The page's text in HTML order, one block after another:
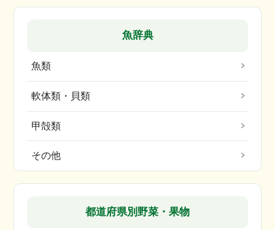
魚辞典
魚類
軟体類・貝類
甲殻類
その他
都道府県別野菜・果物